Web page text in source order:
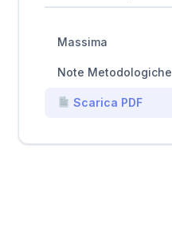
Massima
Note Metodologiche
Scarica PDF